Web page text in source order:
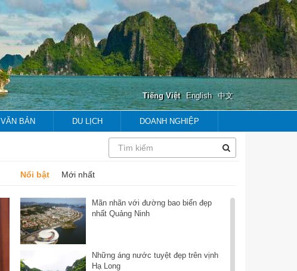
next
Tiếng Việt English 中文
VĂN BẢN DU LỊCH DOANH NGHIỆP
Nổi bật Mới nhất
Mãn nhãn với đường bao biển đẹp
nhất Quảng Ninh
Những áng nước tuyệt đẹp trên vịnh
Hạ Long